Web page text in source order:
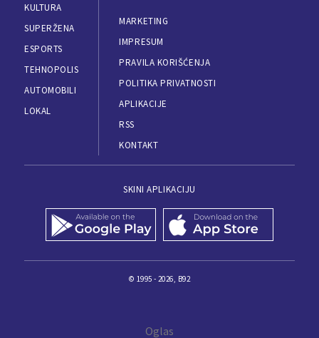
KULTURA
SUPERŽENA
ESPORTS
TEHNOPOLIS
AUTOMOBILI
LOKAL
MARKETING
IMPRESUM
PRAVILA KORIŠĆENJA
POLITIKA PRIVATNOSTI
APLIKACIJE
RSS
KONTAKT
SKINI APLIKACIJU
© 1995 - 2026, B92